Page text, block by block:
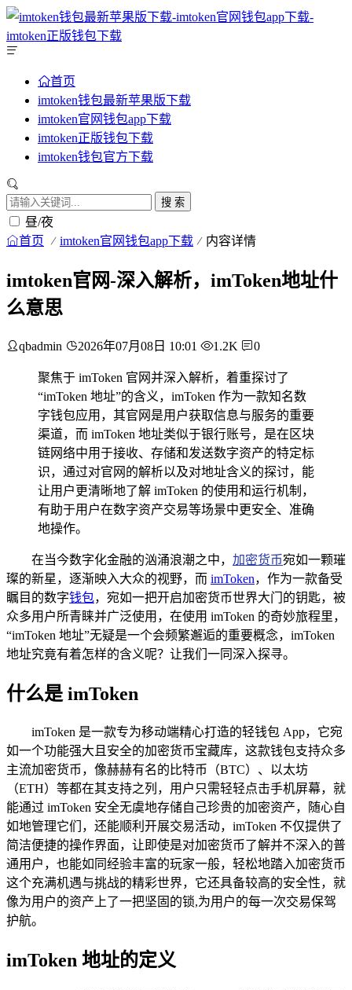
首页
imtoken钱包最新苹果版下载
imtoken官网钱包app下载
imtoken正版钱包下载
imtoken钱包官方下载
搜 索
昼/夜
首页 imtoken官网钱包app下载 内容详情
imtoken官网-深入解析，imToken地址什
么意思
qbadmin 2026年07月08日 10:01 1.2K 0
聚焦于 imToken 官网并深入解析，着重探讨了
“imToken 地址”的含义，imToken 作为一款知名数
字钱包应用，其官网是用户获取信息与服务的重要
渠道，而 imToken 地址类似于银行账号，是在区块
链网络中用于接收、存储和发送数字资产的特定标
识，通过对官网的解析以及对地址含义的探讨，能
让用户更清晰地了解 imToken 的使用和运行机制，
有助于用户在数字资产交易等场景中更安全、准确
地操作。
在当今数字化金融的汹涌浪潮之中， 加密货币宛如一颗璀
璨的新星，逐渐映入大众的视野，而 imToken，作为一款备受
瞩目的数字钱包，宛如一把开启加密货币世界大门的钥匙，被
众多用户所青睐并广泛使用，在使用 imToken 的奇妙旅程里，
“imToken 地址”无疑是一个会频繁邂逅的重要概念，imToken
地址究竟有着怎样的含义呢？让我们一同深入探寻。
什么是 imToken
imToken 是一款专为移动端精心打造的轻钱包 App，它宛
如一个功能强大且安全的加密货币宝藏库，这款钱包支持众多
主流加密货币，像赫赫有名的比特币（BTC）、以太坊
（ETH）等都在其支持之列，用户只需轻轻点击手机屏幕，就
能通过 imToken 安全无虞地存储自己珍贵的加密资产，随心自
如地管理它们，还能顺利开展交易活动，imToken 不仅提供了
简洁便捷的操作界面，让即使是对加密货币了解并不深入的普
通用户，也能如同经验丰富的玩家一般，轻松地踏入加密货币
这个充满机遇与挑战的精彩世界，它还具备较高的安全性，就
像为用户的资产上了一把坚固的锁,为用户的每一次交易保驾
护航。
imToken 地址的定义